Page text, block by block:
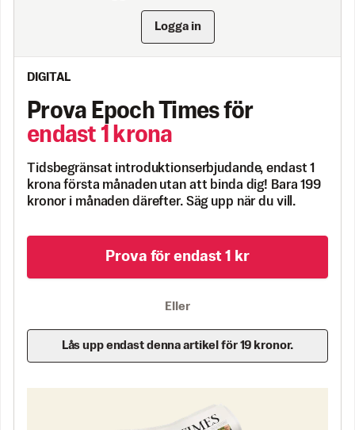
Logga in
DIGITAL
Prova Epoch Times för
endast 1 krona
Tidsbegränsat introduktionserbjudande, endast 1
krona första månaden utan att binda dig! Bara 199
kronor i månaden därefter. Säg upp när du vill.
Prova för endast 1 kr
Eller
Lås upp endast denna artikel för 19 kronor.